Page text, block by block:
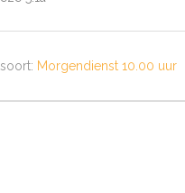
Morgendienst 10.00 uur